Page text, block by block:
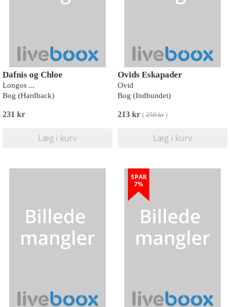
Dafnis og Chloe
Longos ...
Bog (Hardback)
231 kr
Læg i kurv
Ovids Eskapader
Ovid
Bog (Indbundet)
213 kr ( 250 kr)
Læg i kurv
SPAR
7%